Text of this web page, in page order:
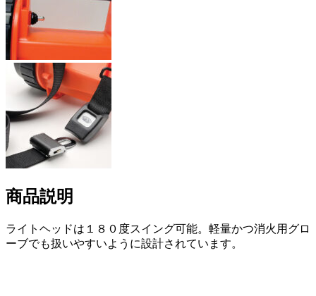
商品説明
ライトヘッドは１８０度スイング可能。軽量かつ消火用グロ
ーブでも扱いやすいように設計されています。